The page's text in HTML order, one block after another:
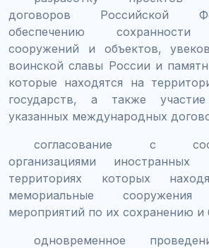
договоров Российской
обеспечению сохранности
сооружений и объектов,
воинской славы России и
которые находятся на
государств, а также
указанных международных
согласование с
организациями иностранных
территориях которых
мемориальные
мероприятий по их сохранению и
одновременное